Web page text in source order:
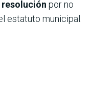
por no
estatuto municipal.